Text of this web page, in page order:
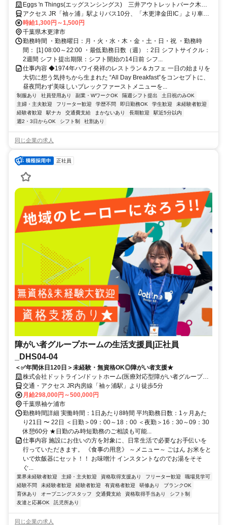
給+100円！基本接客なし！本格的な調理が学べる♪食事補助60%off！◆
Eggs 'n Things(エッグスンシングス) 三井アウトレットパーク木更
津店
アクセス JR「袖ヶ浦」駅よりバス10分、「木更津金田IC」より車4
分
時給1,300円～1,500円
千葉県木更津市
勤務時間 ・勤務曜日：月・火・水・木・金・土・日・祝 ・勤務時
間： [1] 08:00～22:00 ・最低勤務日数（週）：2日 シフトサイクル：
2週間 シフト提出期限：シフト開始の14日前 シフ...
仕事内容 ◆1974年ハワイ発祥のレストラン＆カフェ 一日の始まりを
大切に想う気持ちから生まれた “All Day Breakfast”をコンセプトに、
昼夜問わず美味しいブレックファーストメニューを...
制服あり 社員登用あり 副業・WワークOK 隔週シフト提出
土日祝のみOK
主婦・主夫歓迎
フリーター歓迎 学歴不問 即日勤務OK 学生歓迎
未経験者歓迎
経験者歓迎
駅ナカ 交通費支給 まかないあり 長期歓迎
駅近5分以内
週2・3日からOK
シフト制 社割あり
同じ企業の求人
正社員
障がい者グループホームの生活支援員|正社員
_DHS04-04
＜✅年間休日120日＞未経験・無資格OK◎障がい者支援★
株式会社ドットライン/ドットホーム(医療対応型障がい者グループホ
ーム)袖ヶ浦
交通・アクセス JR内房線「袖ヶ浦駅」より徒歩5分
月給298,000円～500,000円
千葉県袖ケ浦市
勤務時間詳細 実働時間：1日あたり8時間 平均勤務日数：1ヶ月あた
り21日 〜 22日 ＜日勤＞09：00～18：00 ＜夜勤＞16：30～09：30
休憩60分 ★日勤のみ時短勤務のご相談も可能...
仕事内容 施設にお住いの方を対象に、日常生活で必要なお手伝いを
行っていただきます。 《食事の用意》 ～メニュー～ ごはん お米をと
いで炊飯器にセット！！ お味噌汁 インスタントなのでお湯をそそ
ぐ...
業界未経験者歓迎 主婦・主夫歓迎 資格取得支援あり フリーター歓迎
職場見学可
経験不問
未経験者歓迎 経験者歓迎 有資格者歓迎 研修あり
ブランクOK
育休あり
オープニングスタッフ 交通費支給 資格取得手当あり
シフト制
友達と応募OK
託児所あり
同じ企業の求人